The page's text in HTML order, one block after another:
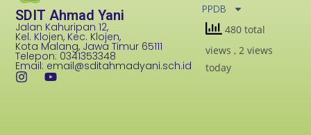
SDIT Ahmad Yani
Jalan Kahuripan 12,
Kel. Klojen, Kec. Klojen,
Kota Malang, Jawa Timur 65111
Telepon: 0341353348
Email: email@sditahmadyani.sch.id
PPDB
480 total
views , 2 views
today